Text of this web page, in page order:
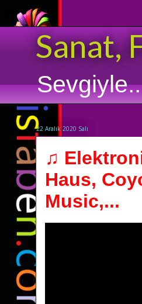
Sanat,
22 Aralık 2020 Salı
♫
Haus,
Music,...